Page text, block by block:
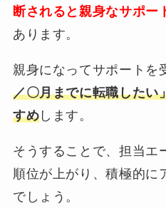
断されると親身なサポー
あります。
親身になってサポートを
／〇月までに転職したい
すめ します。
そうすることで、担当エ
順位が上がり、積極的に
でしょう。